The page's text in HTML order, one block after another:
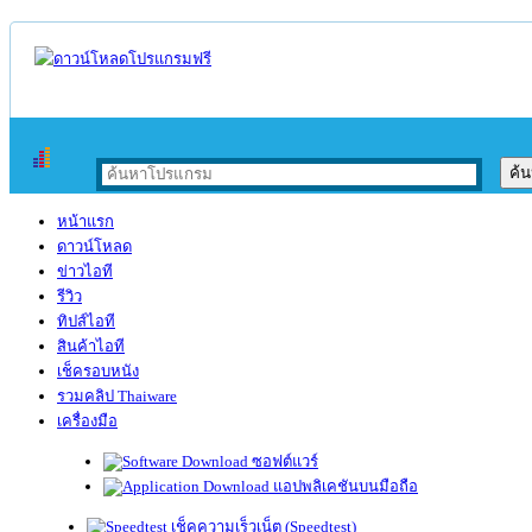
หน้าแรก
ดาวน์โหลด
ข่าวไอที
รีวิว
ทิปส์ไอที
สินค้าไอที
เช็ครอบหนัง
รวมคลิป Thaiware
เครื่องมือ
ซอฟต์แวร์
แอปพลิเคชันบนมือถือ
เช็คความเร็วเน็ต (Speedtest)